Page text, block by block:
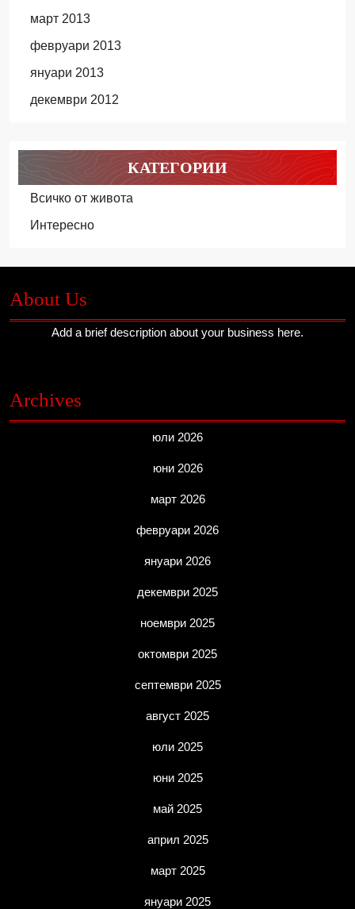
март 2013
февруари 2013
януари 2013
декември 2012
КАТЕГОРИИ
Всичко от живота
Интересно
About Us
Add a brief description about your business here.
Archives
юли 2026
юни 2026
март 2026
февруари 2026
януари 2026
декември 2025
ноември 2025
октомври 2025
септември 2025
август 2025
юли 2025
юни 2025
май 2025
април 2025
март 2025
януари 2025